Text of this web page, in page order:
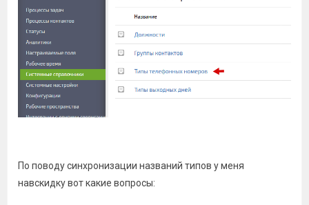
По поводу синхронизации названий типов у меня
навскидку вот какие вопросы: